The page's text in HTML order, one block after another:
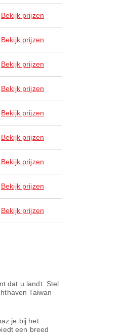
Bekijk prijzen
Bekijk prijzen
Bekijk prijzen
Bekijk prijzen
Bekijk prijzen
Bekijk prijzen
Bekijk prijzen
Bekijk prijzen
Bekijk prijzen
dat u landt. Stel
Taiwan
je bij het
een breed